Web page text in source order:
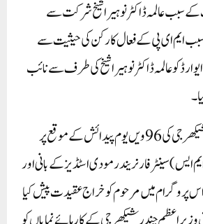
سبب عالمہ ڈاکٹر نوہیرا شیخ شرکت سے
ایم ای پی کے فعال کارکن کی حیثیت سے
کو عالمہ ڈاکٹر نوہیرا شیخ کی طرف سے نائب
سابق وزیر اعظم چندر شیکھر جی کی 96 ویں یوم پیدائش کے موقع پر
ایس) سینٹر فار نریندر مودی اسٹڈیز کے بانی اور
پروگرام میں مرحوم کو خراج عقیدت پیش کیا